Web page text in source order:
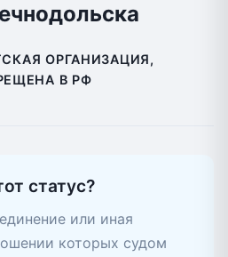
ОРГАНИЗАЦИЯ,
В РФ
статус?
или иная
которых судом